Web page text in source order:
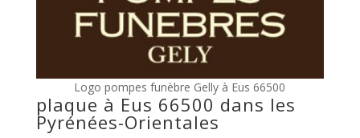
Logo pompes funèbre Gelly à Eus 66500
plaque à Eus 66500 dans les
Pyrénées-Orientales